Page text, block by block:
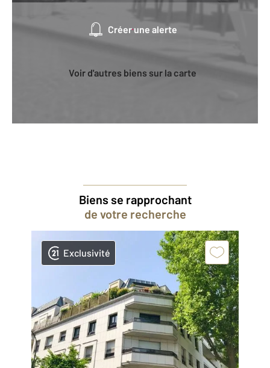
Créer une alerte
Voir d'autres biens sur la carte
Biens se rapprochant
de votre recherche
Exclusivité